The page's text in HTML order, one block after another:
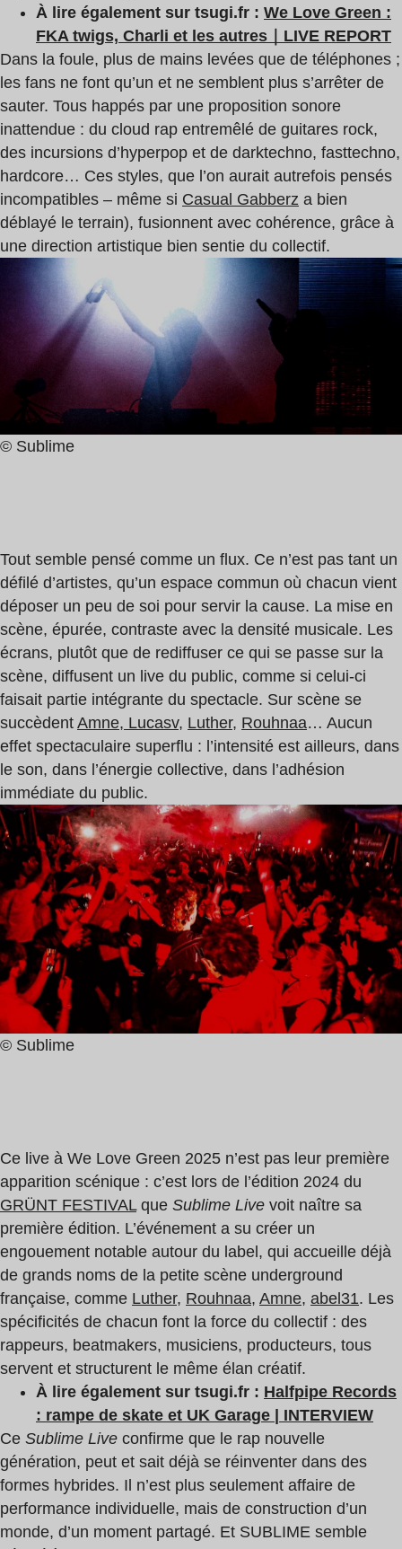
À lire également sur tsugi.fr : We Love Green :
FKA twigs, Charli et les autres｜LIVE REPORT
Dans la foule, plus de mains levées que de téléphones ;
les fans ne font qu’un et ne semblent plus s’arrêter de
sauter. Tous happés par une proposition sonore
inattendue : du cloud rap entremêlé de guitares rock,
des incursions d’hyperpop et de darktechno, fasttechno,
hardcore… Ces styles, que l’on aurait autrefois pensés
incompatibles – même si Casual Gabberz a bien
déblayé le terrain), fusionnent avec cohérence, grâce à
une direction artistique bien sentie du collectif.
© Sublime
Tout semble pensé comme un flux. Ce n’est pas tant un
défilé d’artistes, qu’un espace commun où chacun vient
déposer un peu de soi pour servir la cause. La mise en
scène, épurée, contraste avec la densité musicale. Les
écrans, plutôt que de rediffuser ce qui se passe sur la
scène, diffusent un live du public, comme si celui-ci
faisait partie intégrante du spectacle. Sur scène se
succèdent Amne, Lucasv, Luther, Rouhnaa… Aucun
effet spectaculaire superflu : l’intensité est ailleurs, dans
le son, dans l’énergie collective, dans l’adhésion
immédiate du public.
© Sublime
Ce live à We Love Green 2025 n’est pas leur première
apparition scénique : c’est lors de l’édition 2024 du
GRÜNT FESTIVALque Sublime Live voit naître sa
première édition. L’événement a su créer un
engouement notable autour du label, qui accueille déjà
de grands noms de la petite scène underground
française, comme Luther, Rouhnaa, Amne, abel31. Les
spécificités de chacun font la force du collectif : des
rappeurs, beatmakers, musiciens, producteurs, tous
servent et structurent le même élan créatif.
À lire également sur tsugi.fr : Halfpipe Records
: rampe de skate et UK Garage | INTERVIEW
Ce Sublime Live confirme que le rap nouvelle
génération, peut et sait déjà se réinventer dans des
formes hybrides. Il n’est plus seulement affaire de
performance individuelle, mais de construction d’un
monde, d’un moment partagé. Et SUBLIME semble